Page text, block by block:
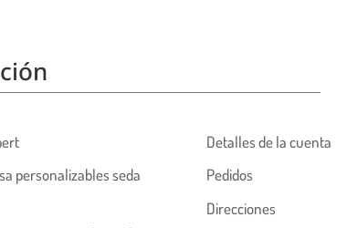
personalizables seda
Detalles de la cuenta
Pedidos
Direcciones